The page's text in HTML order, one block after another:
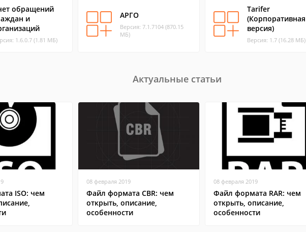
обращений
и
1.6.0.7 (1.81 МБ)
АРГО
Версия: 7.1.7104 (870.15
МБ)
Tarifer
(Корпоративная
версия)
Версия: 1.7 (16.28 МБ)
Актуальные статьи
ISO: чем
08 февраля 2019
Файл формата CBR: чем
открыть, описание,
особенности
08 февраля 2019
Файл формата RAR: чем
открыть, описание,
особенности